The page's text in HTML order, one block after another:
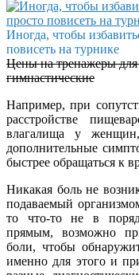
Иногда, чтобы
повисеть на турнике
Цены на тренажеры
гимнастические
Например, при
расстройстве
влагалища у
дополнительные
быстрее обращаться к
Никакая боль не
подаваемый
то что-то не в
прямым, возможно
боли, чтобы
именно для этого и